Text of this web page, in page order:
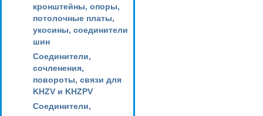
кронштейны, опоры,
потолочные платы,
укосины, соединители
шин
Соединители,
сочленения,
повороты, связи для
KHZV и KHZPV
Соединители,